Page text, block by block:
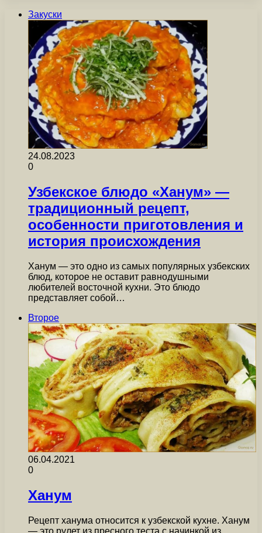
Закуски
24.08.2023
0
Узбекское блюдо «Ханум» —
традиционный рецепт,
особенности приготовления и
история происхождения
Ханум — это одно из самых популярных узбекских
блюд, которое не оставит равнодушными
любителей восточной кухни. Это блюдо
представляет собой…
Второе
06.04.2021
0
Ханум
Рецепт ханума относится к узбекской кухне. Ханум
— это рулет из пресного теста с начинкой из